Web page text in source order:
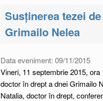
Susţinerea tezei
Grimailo Nelea
Data eveniment: 09/11/2015
Vineri, 11 septembrie 2015,
doctor în drept a dnei Grimailo
Natalia, doctor în drept,